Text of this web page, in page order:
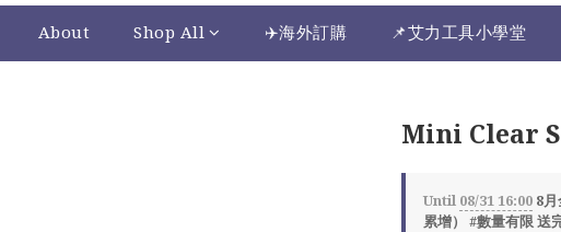
About Shop All ✈️海外訂購 📌艾力工具小學堂
Mini Clear
Until 08/31 16:008月
累增） #數量有限